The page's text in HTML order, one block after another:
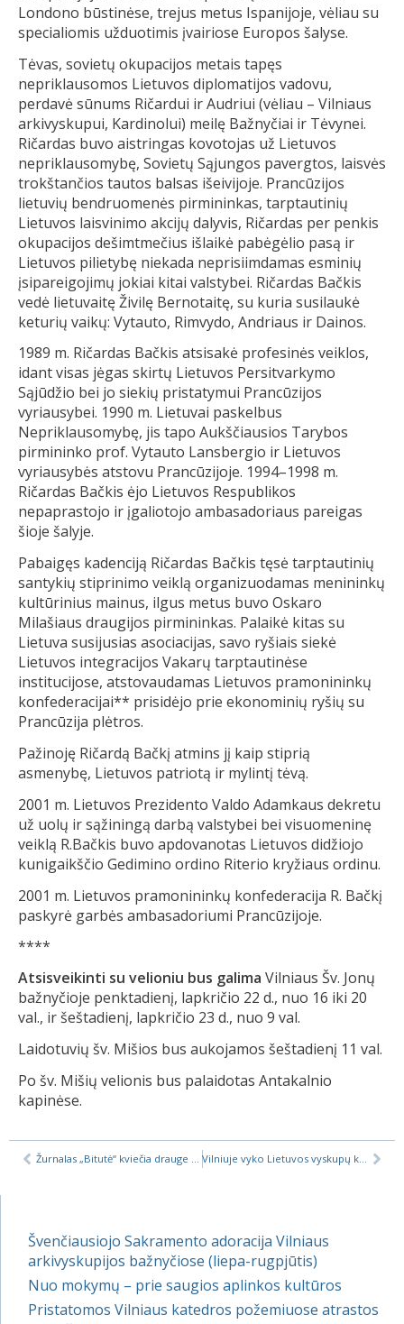
Londono būstinėse, trejus metus Ispanijoje, vėliau su
specialiomis užduotimis įvairiose Europos šalyse.
Tėvas, sovietų okupacijos metais tapęs
nepriklausomos Lietuvos diplomatijos vadovu,
perdavė sūnums Ričardui ir Audriui (vėliau – Vilniaus
arkivyskupui, Kardinolui) meilę Bažnyčiai ir Tėvynei.
Ričardas buvo aistringas kovotojas už Lietuvos
nepriklausomybę, Sovietų Sąjungos pavergtos, laisvės
trokštančios tautos balsas išeivijoje. Prancūzijos
lietuvių bendruomenės pirmininkas, tarptautinių
Lietuvos laisvinimo akcijų dalyvis, Ričardas per penkis
okupacijos dešimtmečius išlaikė pabėgėlio pasą ir
Lietuvos pilietybę niekada neprisiimdamas esminių
įsipareigojimų jokiai kitai valstybei. Ričardas Bačkis
vedė lietuvaitę Živilę Bernotaitę, su kuria susilaukė
keturių vaikų: Vytauto, Rimvydo, Andriaus ir Dainos.
1989 m. Ričardas Bačkis atsisakė profesinės veiklos,
idant visas jėgas skirtų Lietuvos Persitvarkymo
Sąjūdžio bei jo siekių pristatymui Prancūzijos
vyriausybei. 1990 m. Lietuvai paskelbus
Nepriklausomybę, jis tapo Aukščiausios Tarybos
pirmininko prof. Vytauto Lansbergio ir Lietuvos
vyriausybės atstovu Prancūzijoje. 1994–1998 m.
Ričardas Bačkis ėjo Lietuvos Respublikos
nepaprastojo ir įgaliotojo ambasadoriaus pareigas
šioje šalyje.
Pabaigęs kadenciją Ričardas Bačkis tęsė tarptautinių
santykių stiprinimo veiklą organizuodamas menininkų
kultūrinius mainus, ilgus metus buvo Oskaro
Milašiaus draugijos pirmininkas. Palaikė kitas su
Lietuva susijusias asociacijas, savo ryšiais siekė
Lietuvos integracijos Vakarų tarptautinėse
institucijose, atstovaudamas Lietuvos pramonininkų
konfederacijai** prisidėjo prie ekonominių ryšių su
Prancūzija plėtros.
Pažinoję Ričardą Bačkį atmins jį kaip stiprią
asmenybę, Lietuvos patriotą ir mylintį tėvą.
2001 m. Lietuvos Prezidento Valdo Adamkaus dekretu
už uolų ir sąžiningą darbą valstybei bei visuomeninę
veiklą R.Bačkis buvo apdovanotas Lietuvos didžiojo
kunigaikščio Gedimino ordino Riterio kryžiaus ordinu.
2001 m. Lietuvos pramonininkų konfederacija R. Bačkį
paskyrė garbės ambasadoriumi Prancūzijoje.
****
Atsisveikinti su velioniu bus galima Vilniaus Šv. Jonų
bažnyčioje penktadienį, lapkričio 22 d., nuo 16 iki 20
val., ir šeštadienį, lapkričio 23 d., nuo 9 val.
Laidotuvių šv. Mišios bus aukojamos šeštadienį 11 val.
Po šv. Mišių velionis bus palaidotas Antakalnio
kapinėse.
Žurnalas „Bitutė“ kviečia drauge laukti šv. Kalėdų Vilniuje vyko Lietuvos vyskupų konferencijos plenarinis posėdis
Švenčiausiojo Sakramento adoracija Vilniaus
arkivyskupijos bažnyčiose (liepa-rugpjūtis)
Nuo mokymų – prie saugios aplinkos kultūros
Pristatomos Vilniaus katedros požemiuose atrastos